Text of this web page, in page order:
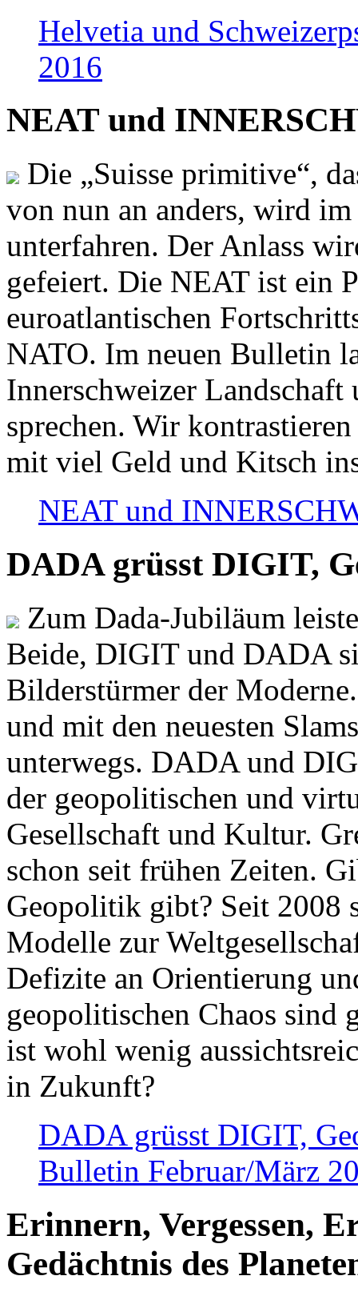
Helvetia und
2016
NEAT und
Die „Suisse primitive“,
von nun an anders, wird
unterfahren. Der Anlass
gefeiert. Die NEAT ist ein
euroatlantischen
NATO. Im neuen Bulletin
Innerschweizer
sprechen. Wir
mit viel Geld und Kitsch
NEAT und
DADA grüsst DIGIT,
Zum Dada-Jubiläum
Beide, DIGIT und DADA
Bilderstürmer der
und mit den neuesten
unterwegs. DADA und
der geopolitischen und
Gesellschaft und Kultur.
schon seit frühen Zeiten.
Geopolitik gibt? Seit 2008
Modelle zur
Defizite an Orientierung
geopolitischen Chaos sind
ist wohl wenig
in Zukunft?
DADA grüsst DIGIT,
Bulletin Februar/März
Erinnern, Vergessen,
Gedächtnis des